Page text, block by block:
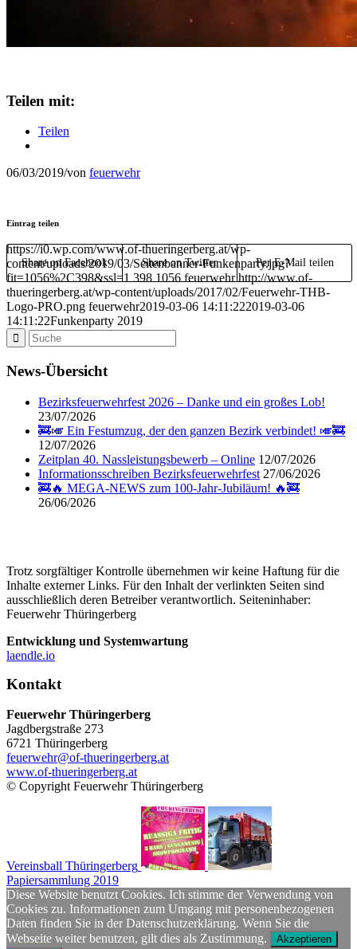
Teilen mit:
Teilen
06/03/2019/von feuerwehr
Eintrag teilen
Share on Facebook Share on Twitter Per E-Mail teilen
https://i0.wp.com/www.of-thueringerberg.at/wp-
content/uploads/2019/03/Seitenbanner-Funkenparty.jpg?
fit=1056%2C398&ssl=1 398 1056 feuerwehr http://www.of-
thueringerberg.at/wp-content/uploads/2017/02/Feuerwehr-THB-
Logo-PRO.png feuerwehr2019-03-06 14:11:222019-03-06
14:11:22Funkenparty 2019
News-Übersicht
Bezirksfeuerwehrfest 2026 – Danke und ein großes Lob!
23/07/2026
🚒🎺 Ein Festumzug, der den ganzen Bezirk verbindet! 🎺🚒
12/07/2026
Zeitplan 40. Nassleistungsbewerb – Online 12/07/2026
Informationsschreiben Bezirksfeuerwehrfest 27/06/2026
🚒🔥 MEGA-NEWS zum 100-Jahr-Jubiläum! 🔥🚒
26/06/2026
Trotz sorgfältiger Kontrolle übernehmen wir keine Haftung für die
Inhalte externer Links. Für den Inhalt der verlinkten Seiten sind
ausschließlich deren Betreiber verantwortlich. Seiteninhaber:
Feuerwehr Thüringerberg
Entwicklung und Systemwartung
laendle.io
Kontakt
Feuerwehr Thüringerberg
Jagdbergstraße 273
6721 Thüringerberg
feuerwehr@of-thueringerberg.at
www.of-thueringerberg.at
© Copyright Feuerwehr Thüringerberg
Vereinsball Thüringerberg
Papiersammlung 2019
Diese Website benutzt Cookies. Ich stimme der Verwendung von
Cookies zu. Informationen zum Umgang mit personenbezogenen
Daten finden Sie in der Datenschutzerklärung. Wenn Sie die
Webseite weiter benutzen, gilt dies als Zustimmung.
Akzeptieren